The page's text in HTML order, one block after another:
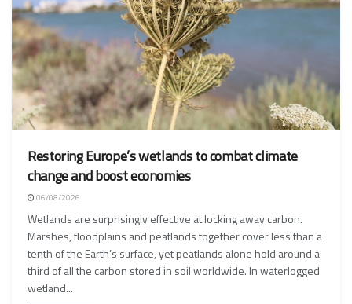
Restoring Europe’s wetlands to combat climate
change and boost economies
06/08/2026
Wetlands are surprisingly effective at locking away carbon.
Marshes, floodplains and peatlands together cover less than a
tenth of the Earth’s surface, yet peatlands alone hold around a
third of all the carbon stored in soil worldwide. In waterlogged
wetland...